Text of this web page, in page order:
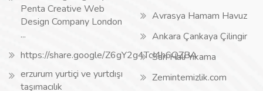
Penta Creative Web
Design Company London
...
https://share.google/Z6gY2g4TcI4h6QZBA
erzurum yurtiçi ve yurtdışı
taşımacılık
Avrasya Hamam Havuz
Ankara Çankaya Çilingir
Sarı Halı Yıkama
Zemintemizlik.com